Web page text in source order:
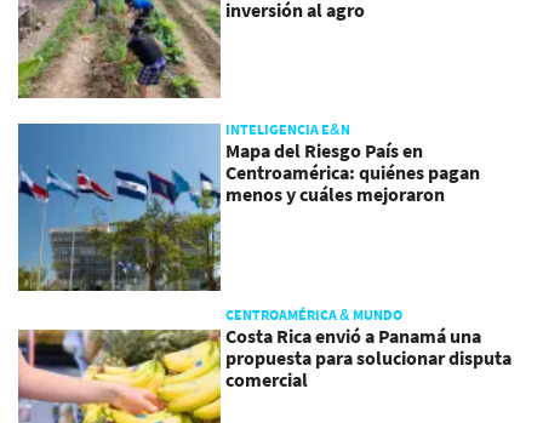
inversión al agro
INTELIGENCIA E&N
Mapa del Riesgo País en
Centroamérica: quiénes pagan
menos y cuáles mejoraron
CENTROAMÉRICA & MUNDO
Costa Rica envió a Panamá una
propuesta para solucionar disputa
comercial